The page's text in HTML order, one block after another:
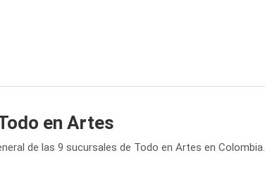
en Artes
de las 9 sucursales de Todo en Artes en Colombia.